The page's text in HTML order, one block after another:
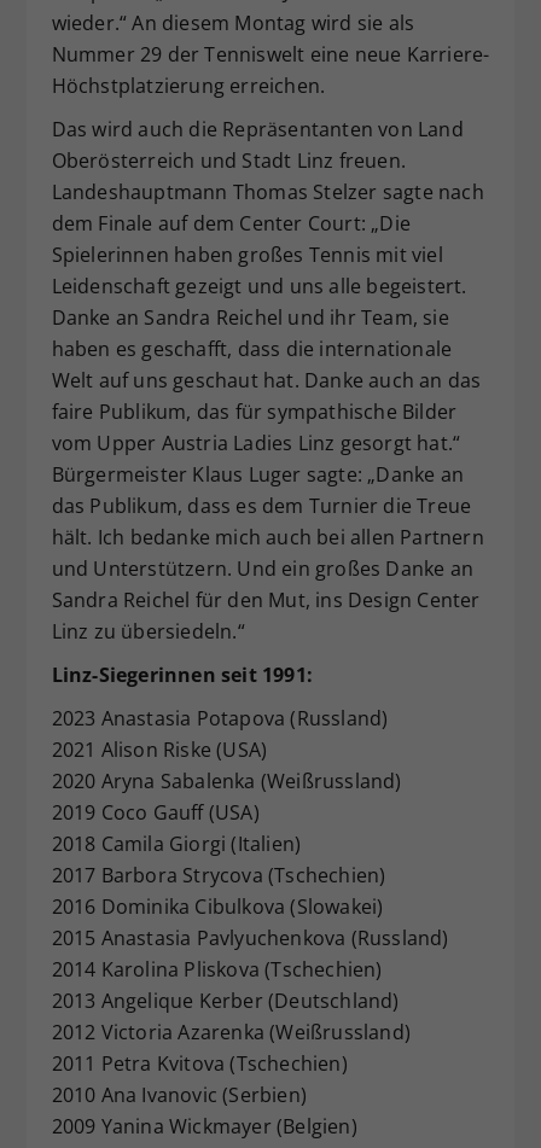
wieder.“ An diesem Montag wird sie als
Nummer 29 der Tenniswelt eine neue Karriere-
Höchstplatzierung erreichen.
Das wird auch die Repräsentanten von Land
Oberösterreich und Stadt Linz freuen.
Landeshauptmann Thomas Stelzer sagte nach
dem Finale auf dem Center Court: „Die
Spielerinnen haben großes Tennis mit viel
Leidenschaft gezeigt und uns alle begeistert.
Danke an Sandra Reichel und ihr Team, sie
haben es geschafft, dass die internationale
Welt auf uns geschaut hat. Danke auch an das
faire Publikum, das für sympathische Bilder
vom Upper Austria Ladies Linz gesorgt hat.“
Bürgermeister Klaus Luger sagte: „Danke an
das Publikum, dass es dem Turnier die Treue
hält. Ich bedanke mich auch bei allen Partnern
und Unterstützern. Und ein großes Danke an
Sandra Reichel für den Mut, ins Design Center
Linz zu übersiedeln.“
Linz-Siegerinnen seit 1991:
2023 Anastasia Potapova (Russland)
2021 Alison Riske (USA)
2020 Aryna Sabalenka (Weißrussland)
2019 Coco Gauff (USA)
2018 Camila Giorgi (Italien)
2017 Barbora Strycova (Tschechien)
2016 Dominika Cibulkova (Slowakei)
2015 Anastasia Pavlyuchenkova (Russland)
2014 Karolina Pliskova (Tschechien)
2013 Angelique Kerber (Deutschland)
2012 Victoria Azarenka (Weißrussland)
2011 Petra Kvitova (Tschechien)
2010 Ana Ivanovic (Serbien)
2009 Yanina Wickmayer (Belgien)